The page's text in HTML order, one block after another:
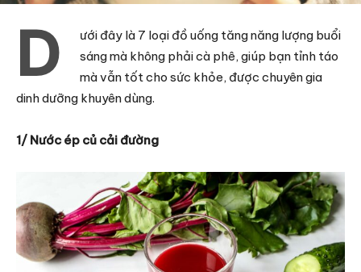
D
ưới đây là 7 loại đồ uống tăng năng lượng buổi
sáng mà không phải cà phê, giúp bạn tỉnh táo
mà vẫn tốt cho sức khỏe, được chuyên gia
dinh dưỡng khuyên dùng.
1/ Nước ép củ cải đường